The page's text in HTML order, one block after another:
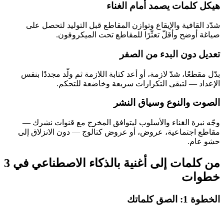
هيكل كلمات يصمد أمام الغناء
شدّد القافية والإيقاع وتوازن المقاطع قبل التوليد لتحصل على
صياغة أوضح وأقلّ تعثّرًا للمقاطع تحت الميكروفون.
تعديل دون البدء من الصفر
بدّل مقطعًا، شدّ لازمة، أو أعد كتابة اللازمة ثم ولّد مجددًا بنفس
الإعداد — لتبقى التكرارات سريعة وخاضعة للتحكم.
الصوت والنوع وسياق النشر
وجّه نبرة الغناء والأسلوب ليتوافق المخرج مع قنوات نشرك —
مقاطع اجتماعية، عروض، أو عروض كتالوج — دون الانزلاق إلى
حشو عام.
من كلمات إلى أغنية بالذكاء الاصطناعي في 3
خطوات
الخطوة 1: الصق كلماتك